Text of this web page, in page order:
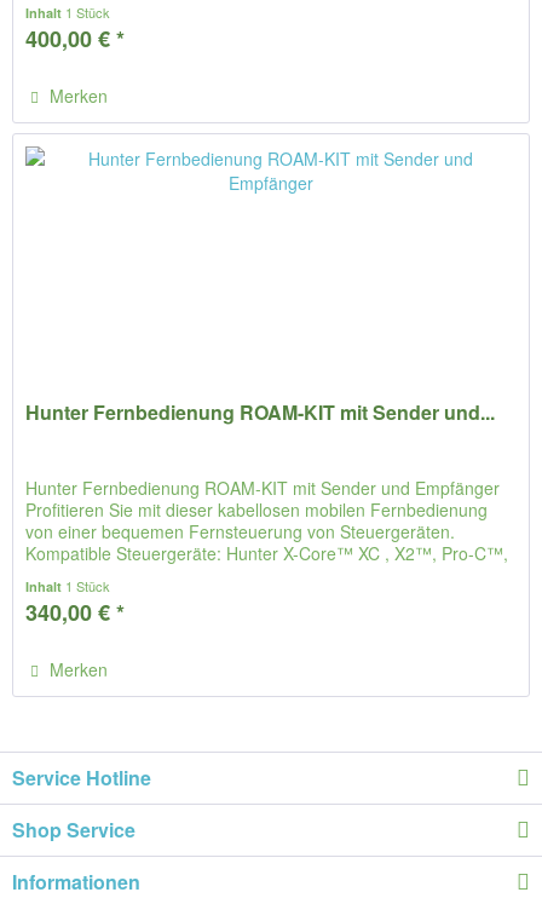
Inhalt 1 Stück
400,00 € *
Merken
Hunter Fernbedienung ROAM-KIT mit Sender und...
Hunter Fernbedienung ROAM-KIT mit Sender und Empfänger
Profitieren Sie mit dieser kabellosen mobilen Fernbedienung
von einer bequemen Fernsteuerung von Steuergeräten.
Kompatible Steuergeräte: Hunter X-Core™ XC , X2™, Pro-C™,
Inhalt 1 Stück
340,00 € *
Merken
Service Hotline
Shop Service
Informationen